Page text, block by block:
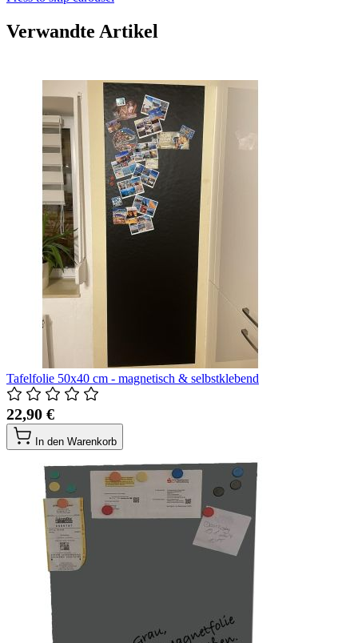
Verwandte Artikel
Tafelfolie 50x40 cm - magnetisch & selbstklebend
22,90 €
In den Warenkorb